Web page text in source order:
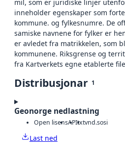
mil, som er juridiske linjer
inneholder egenskaper som
kommune. og fylkesnumre. De
samiske navnene for fylker er
er avledet fra matrikkelen, som
kommunene. Riksgrense og
fra Kartverkets egne etablerte
Distribusjonar 1
Geonorge nedlastning
Open lisensAPItxtvnd.sosi
Last ned